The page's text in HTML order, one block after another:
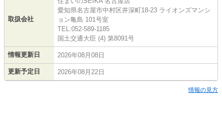
取扱会社
愛知県名古屋市中村区井深町18-23 ライオンズマンシ
ョン亀島 101号室
TEL:052-589-1185
国土交通大臣 (4) 第8091号
情報更新日 2026年08月08日
更新予定日 2026年08月22日
情報の見方